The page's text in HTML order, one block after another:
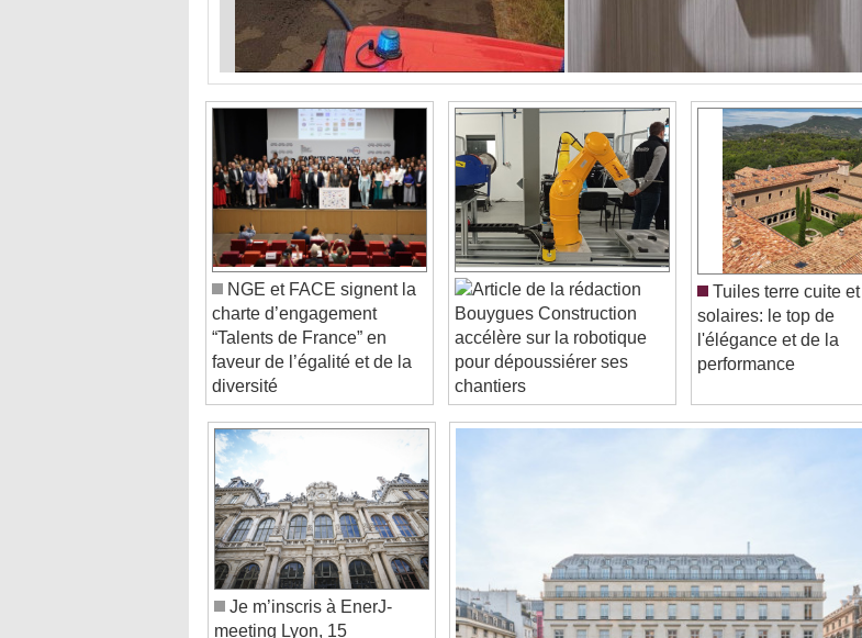
NGE et FACE signent la
charte d’engagement
“Talents de France” en
faveur de l’égalité et de la
diversité
Bouygues Construction
accélère sur la robotique
pour dépoussiérer ses
chantiers
Tuiles terre cuite et
solaires: le top de
l'élégance et de la
performance
Je m’inscris à EnerJ-
meeting Lyon, 15
septembre 2026